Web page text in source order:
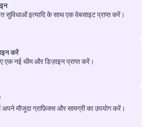
सुविधाओं इत्यादि के साथ एक वेबसाइट प्राप्त करें।
करें
एक नई थीम और डिज़ाइन प्राप्त करें।
मौजूदा ग्राफ़िक्स और सामग्री का उपयोग करें।